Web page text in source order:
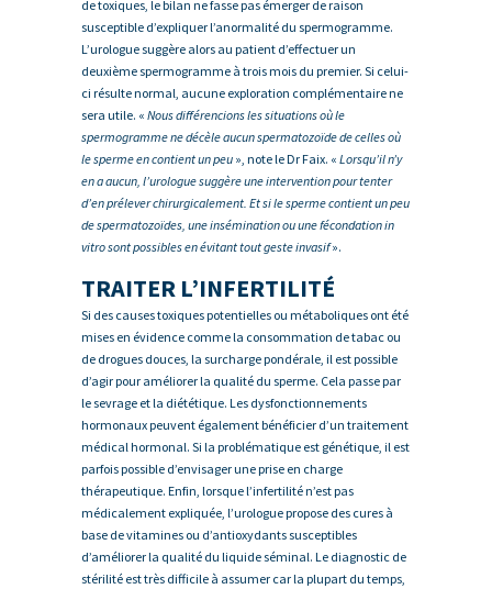
de toxiques, le bilan ne fasse pas émerger de raison
susceptible d’expliquer l’anormalité du spermogramme.
L’urologue suggère alors au patient d’effectuer un
deuxième spermogramme à trois mois du premier. Si celui-
ci résulte normal, aucune exploration complémentaire ne
sera utile. « Nous différencions les situations où le
spermogramme ne décèle aucun spermatozoïde de celles où
le sperme en contient un peu », note le Dr Faix. « Lorsqu’il n’y
en a aucun, l’urologue suggère une intervention pour tenter
d’en prélever chirurgicalement. Et si le sperme contient un peu
de spermatozoïdes, une insémination ou une fécondation in
vitro sont possibles en évitant tout geste invasif».
TRAITER L’INFERTILITÉ
Si des causes toxiques potentielles ou métaboliques ont été
mises en évidence comme la consommation de tabac ou
de drogues douces, la surcharge pondérale, il est possible
d’agir pour améliorer la qualité du sperme. Cela passe par
le sevrage et la diététique. Les dysfonctionnements
hormonaux peuvent également bénéficier d’un traitement
médical hormonal. Si la problématique est génétique, il est
parfois possible d’envisager une prise en charge
thérapeutique. Enfin, lorsque l’infertilité n’est pas
médicalement expliquée, l’urologue propose des cures à
base de vitamines ou d’antioxydants susceptibles
d’améliorer la qualité du liquide séminal. Le diagnostic de
stérilité est très difficile à assumer car la plupart du temps,